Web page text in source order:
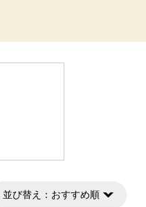
並び替え： おすすめ順